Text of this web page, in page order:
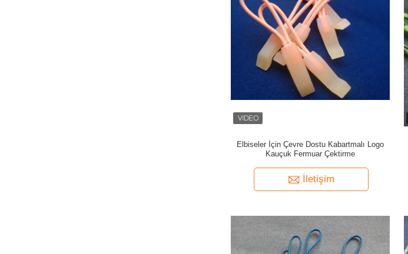
Elbiseler İçin Çevre Dostu Kabartmalı Logo
Kauçuk Fermuar Çektirme
İletişim